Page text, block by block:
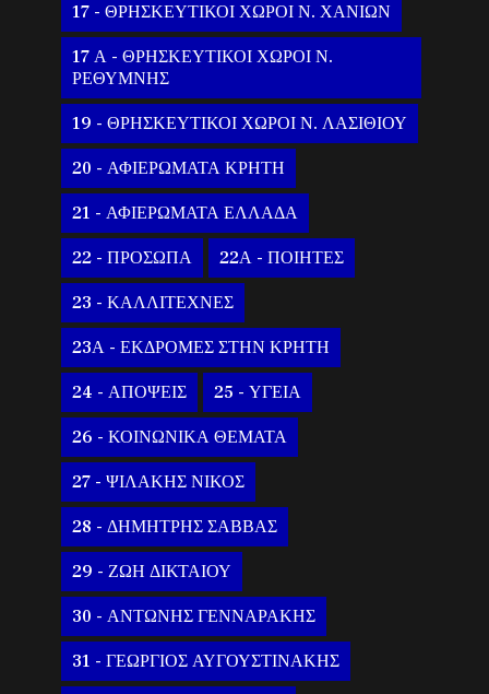
17 - ΘΡΗΣΚΕΥΤΙΚΟΙ ΧΩΡΟΙ Ν. ΧΑΝΙΩΝ
17 Α - ΘΡΗΣΚΕΥΤΙΚΟΙ ΧΩΡΟΙ Ν.
ΡΕΘΥΜΝΗΣ
19 - ΘΡΗΣΚΕΥΤΙΚΟΙ ΧΩΡΟΙ Ν. ΛΑΣΙΘΙΟΥ
20 - ΑΦΙΕΡΩΜΑΤΑ ΚΡΗΤΗ
21 - ΑΦΙΕΡΩΜΑΤΑ ΕΛΛΑΔΑ
22 - ΠΡΟΣΩΠΑ 22Α - ΠΟΙΗΤΕΣ
23 - ΚΑΛΛΙΤΕΧΝΕΣ
23Α - ΕΚΔΡΟΜΕΣ ΣΤΗΝ ΚΡΗΤΗ
24 - ΑΠΟΨΕΙΣ 25 - ΥΓΕΙΑ
26 - ΚΟΙΝΩΝΙΚΑ ΘΕΜΑΤΑ
27 - ΨΙΛΑΚΗΣ ΝΙΚΟΣ
28 - ΔΗΜΗΤΡΗΣ ΣΑΒΒΑΣ
29 - ΖΩΗ ΔΙΚΤΑΙΟΥ
30 - ΑΝΤΩΝΗΣ ΓΕΝΝΑΡΑΚΗΣ
31 - ΓΕΩΡΓΙΟΣ ΑΥΓΟΥΣΤΙΝΑΚΗΣ